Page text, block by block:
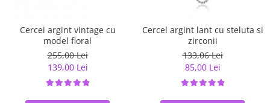
Cercei argint vintage cu
model floral
255,00 Lei
139,00 Lei
Cercel argint lant cu steluta si
zirconii
133,06 Lei
85,00 Lei